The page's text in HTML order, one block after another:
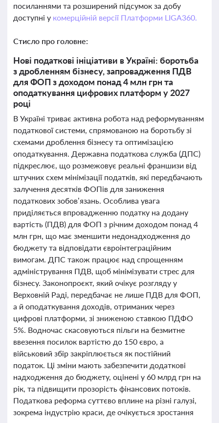
посиланнями та розширений підсумок за добу
доступні у комерційній версії Платформи LIGA360.
Стисло про головне:
Нові податкові ініціативи в Україні: боротьба
з дробленням бізнесу, запровадження ПДВ
для ФОП з доходом понад 4 млн грн та
оподаткування цифрових платформ у 2027
році
В Україні триває активна робота над реформуванням
податкової системи, спрямованою на боротьбу зі
схемами дроблення бізнесу та оптимізацією
оподаткування. Державна податкова служба (ДПС)
підкреслює, що розмежовує реальні франшизи від
штучних схем мінімізації податків, які передбачають
залучення десятків ФОПів для заниження
податкових зобов’язань. Особлива увага
приділяється впровадженню податку на додану
вартість (ПДВ) для ФОП з річним доходом понад 4
млн грн, що має зменшити недонадходження до
бюджету та відповідати євроінтеграційним
вимогам. ДПС також працює над спрощенням
адміністрування ПДВ, щоб мінімізувати стрес для
бізнесу. Законопроєкт, який очікує розгляду у
Верховній Раді, передбачає не лише ПДВ для ФОП,
а й оподаткування доходів, отриманих через
цифрові платформи, зі зниженою ставкою ПДФО
5%. Водночас скасовуються пільги на безмитне
ввезення посилок вартістю до 150 євро, а
військовий збір закріплюється як постійний
податок. Ці зміни мають забезпечити додаткові
надходження до бюджету, оцінені у 60 млрд грн на
рік, та підвищити прозорість фінансових потоків.
Податкова реформа суттєво вплине на різні галузі,
зокрема індустрію краси, де очікується зростання